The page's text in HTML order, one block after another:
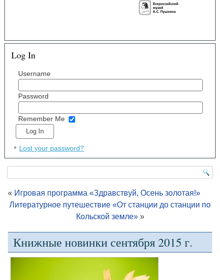
Log In
Username
Password
Remember Me
Lost your password?
« Игровая программа «Здравствуй, Осень золотая!»
Литературное путешествие «От станции до станции по
Кольской земле»»
Книжные новинки сентября 2015 г.